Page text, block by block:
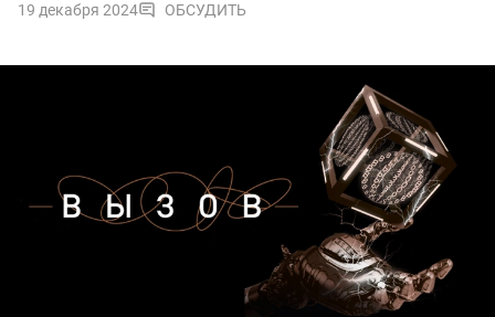
19 декабря 2024 ОБСУДИТЬ